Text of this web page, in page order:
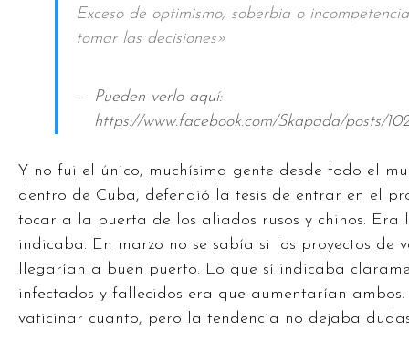
Exceso de optimismo, soberbia o
tomar las decisiones»
Pueden verlo aquí:
https://www.facebook.com/Skapada/posts/
Y no fui el único, muchísima gente desde todo el
dentro de Cuba, defendió la tesis de entrar en el
tocar a la puerta de los aliados rusos y chinos. Era
indicaba. En marzo no se sabía si los proyectos de
llegarían a buen puerto. Lo que sí indicaba
infectados y fallecidos era que aumentarían
vaticinar cuanto, pero la tendencia no dejaba